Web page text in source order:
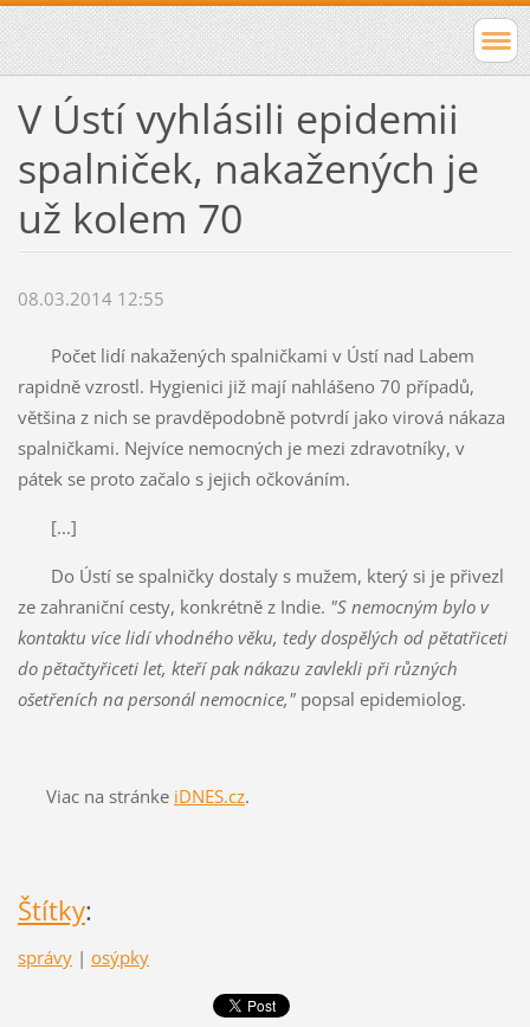
V Ústí vyhlásili epidemii
spalniček, nakažených je
už kolem 70
08.03.2014 12:55
Počet lidí nakažených spalničkami v Ústí nad Labem
rapidně vzrostl. Hygienici již mají nahlášeno 70 případů,
většina z nich se pravděpodobně potvrdí jako virová nákaza
spalničkami. Nejvíce nemocných je mezi zdravotníky, v
pátek se proto začalo s jejich očkováním.
[...]
Do Ústí se spalničky dostaly s mužem, který si je přivezl
ze zahraniční cesty, konkrétně z Indie. "S nemocným bylo v
kontaktu více lidí vhodného věku, tedy dospělých od pětatřiceti
do pětačtyřiceti let, kteří pak nákazu zavlekli při různých
ošetřeních na personál nemocnice,"popsal epidemiolog.
Viac na stránke iDNES.cz.
Štítky:
správy | osýpky